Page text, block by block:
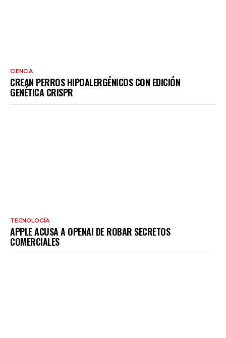
CIENCIA
CREAN PERROS HIPOALERGÉNICOS CON EDICIÓN
GENÉTICA CRISPR
TECNOLOGÍA
APPLE ACUSA A OPENAI DE ROBAR SECRETOS
COMERCIALES